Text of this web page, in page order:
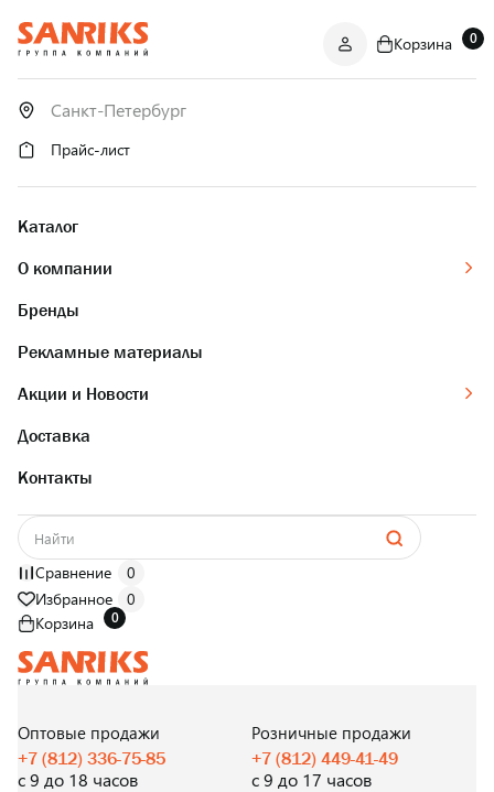
ОПТОМ
И В РОЗНИЦУ
Корзина 0
Прайс-лист
Каталог
О компании
Бренды
Рекламные материалы
Акции и Новости
Доставка
Контакты
Сравнение
0
Избранное
0
Корзина
0
И В РОЗНИЦУ
Оптовые продажи
+7 (812) 336-75-85
с 9 до 18 часов
Розничные продажи
+7 (812) 449-41-49
с 9 до 17 часов